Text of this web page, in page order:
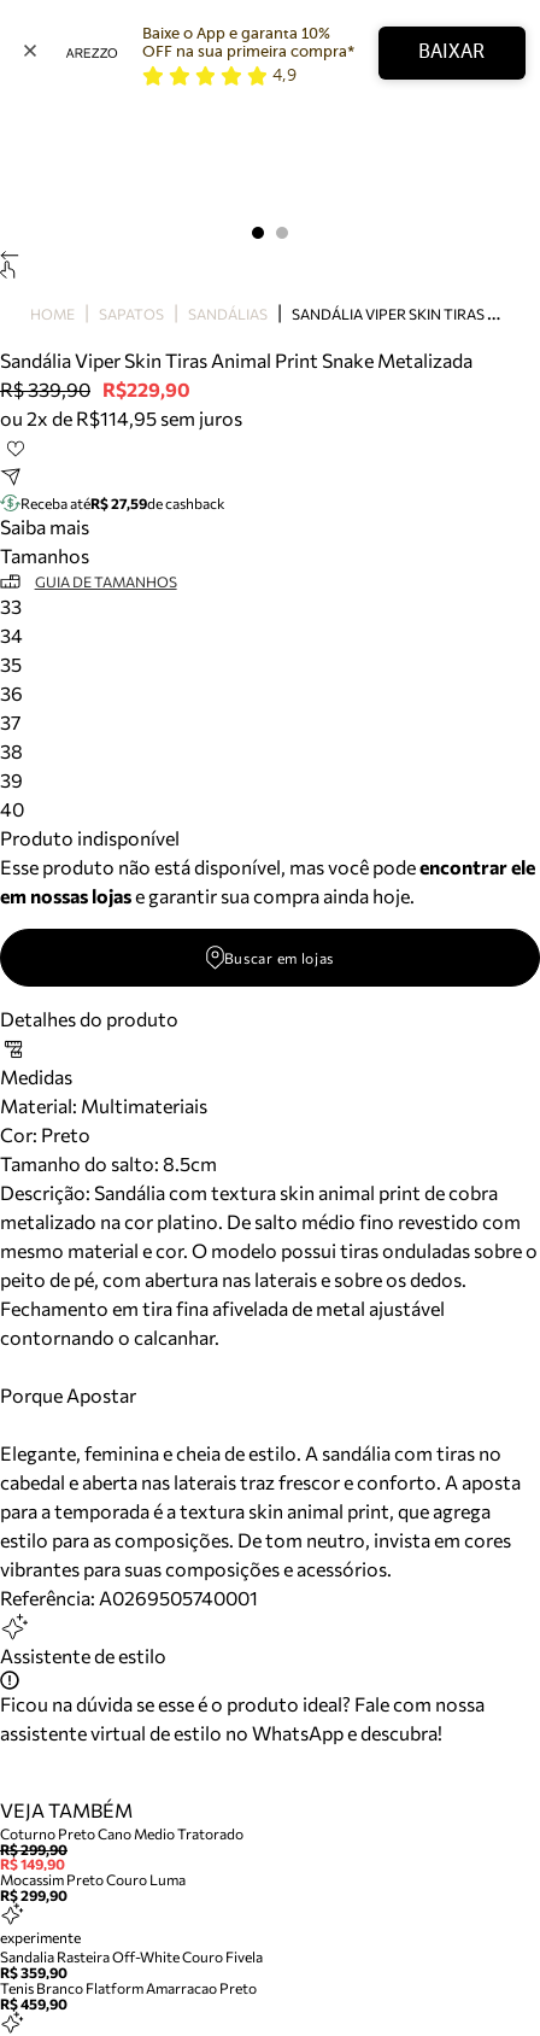
Bolsa
Tamanco
Tênis
Mule
Tire dúvidas sobre pedidos, devoluções e mais.
Meus pedidos
Acompanhe seus pedidos e solicite devoluções.
Baixe o App e garanta 10%
OFF na sua primeira compra*
4,9
BAIXAR
HOME SAPATOS SANDÁLIAS S
ANDÁLIA VIPER SKIN TIRAS ANIMAL PRINT SNAKE METALIZADA
Sandália Viper Skin Tiras Animal Print Snake Metalizada
R$ 339,90 R$229,90
ou 2x de R$114,95 sem juros
Receba atéR$ 27,59de cashback
Saiba mais
Tamanhos
GUIA DE TAMANHOS
33
34
35
36
37
38
39
40
Produto indisponível
Esse produto não está disponível, mas você podeencontrar ele
em nossas lojase garantir sua compra ainda hoje.
Buscar em lojas
Detalhes do produto
Medidas
Material: Multimateriais
Cor: Preto
Tamanho do salto: 8.5cm
Descrição: Sandália com textura skin animal print de cobra
metalizado na cor platino. De salto médio fino revestido com
mesmo material e cor. O modelo possui tiras onduladas sobre o
peito de pé, com abertura nas laterais e sobre os dedos.
Fechamento em tira fina afivelada de metal ajustável
contornando o calcanhar.
Porque Apostar
Elegante, feminina e cheia de estilo. A sandália com tiras no
cabedal e aberta nas laterais traz frescor e conforto. A aposta
para a temporada é a textura skin animal print, que agrega
estilo para as composições. De tom neutro, invista em cores
vibrantes para suas composições e acessórios.
Referência: A0269505740001
Assistente de estilo
Ficou na dúvida se esse é o produto ideal? Fale com nossa
assistente virtual de estilo no WhatsApp e descubra!
VEJA TAMBÉM
Coturno Preto Cano Medio Tratorado
R$ 299,90
R$ 149,90
Mocassim Preto Couro Luma
R$ 299,90
experimente
Sandalia Rasteira Off-White Couro Fivela
R$ 359,90
Tenis Branco Flatform Amarracao Preto
R$ 459,90